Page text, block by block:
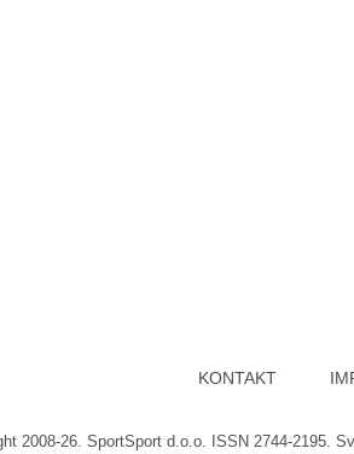
KONTAKT
2008-26. SportSport d.o.o. ISSN 2744-2195.